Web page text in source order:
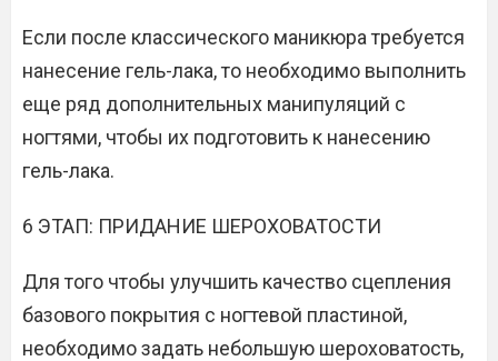
Если после классического маникюра требуется
нанесение гель-лака, то необходимо выполнить
еще ряд дополнительных манипуляций с
ногтями, чтобы их подготовить к нанесению
гель-лака.
6 ЭТАП: ПРИДАНИЕ ШЕРОХОВАТОСТИ
Для того чтобы улучшить качество сцепления
базового покрытия с ногтевой пластиной,
необходимо задать небольшую шероховатость,